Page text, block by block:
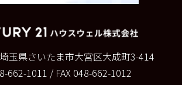
埼玉県さいたま市大宮区大成町3-414
662-1011 / FAX 048-662-1012